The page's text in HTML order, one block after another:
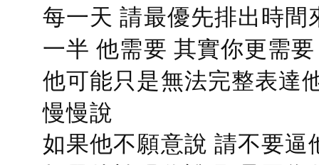
每一天 請最優先排出時
一半 他需要 其實你更需要
他可能只是無法完整表達
慢慢說
如果他不願意說 請不要逼